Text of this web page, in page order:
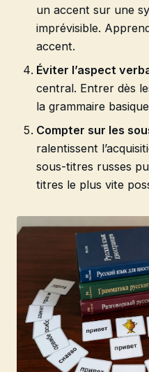
un accent sur une
imprévisible.
accent.
Éviter l’aspect
central. Entrer dès
la grammaire
Compter sur les
ralentissent
sous-titres russes
titres le plus vite